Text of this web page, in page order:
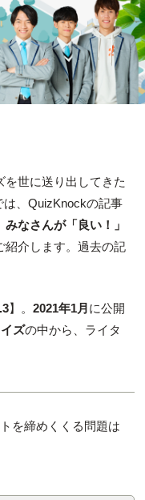
を世に送り出してきた
、QuizKnockの記事
みなさんが「良い！」
紹介します。過去の記
】。 2021年1月 に公開
ズの中から、ライタ
を締めくくる問題は